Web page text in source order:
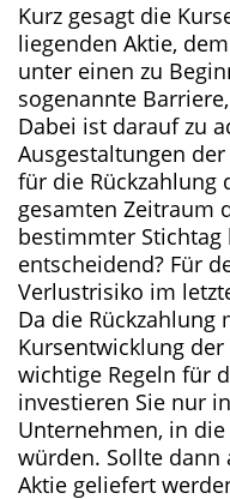
Kurz gesagt die
liegenden Aktie,
unter einen zu
sogenannte
Dabei ist darauf zu
Ausgestaltungen
für die Rückzahlung
gesamten Zeitraum
bestimmter Stichtag
entscheidend? Für
Verlustrisiko im
Da die Rückzahlung
Kursentwicklung
wichtige Regeln für
investieren Sie nur
Unternehmen, in
würden. Sollte dann
Aktie geliefert